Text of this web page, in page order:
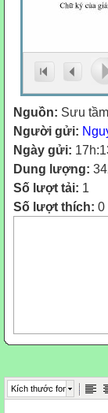
Nguồn: Sưu tầm
Người gửi:
Ngày gửi:
Dung lượng:
Số lượt tải: 1
Số lượt thích: 0
Kích thước font